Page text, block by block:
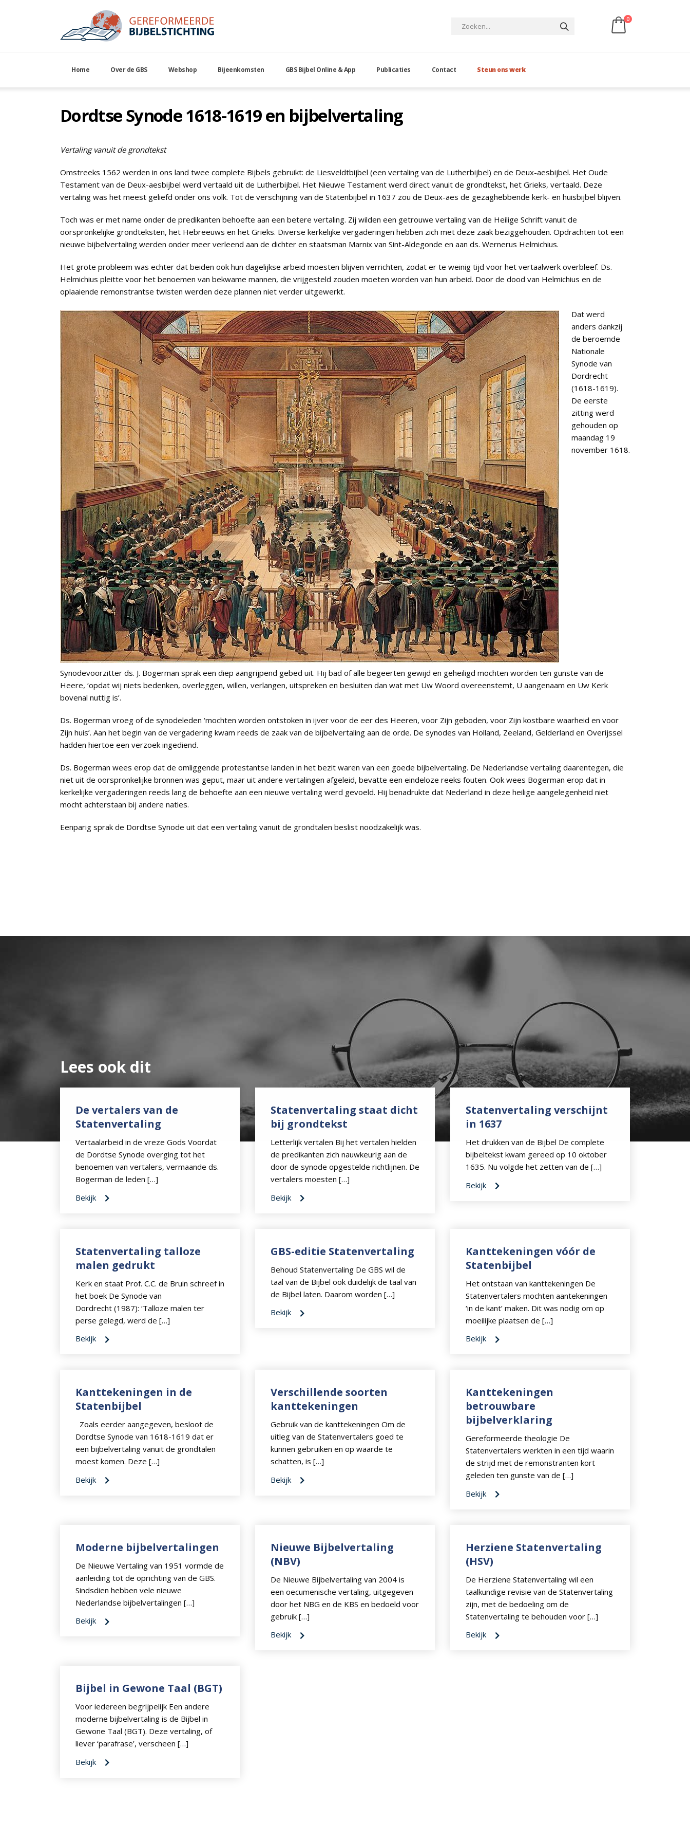
0
Home Over de GBS Webshop Bijeenkomsten GBS Bijbel Online & App Publicaties Contact Steun ons werk
Dordtse Synode 1618-1619 en bijbelvertaling
Vertaling vanuit de grondtekst
Omstreeks 1562 werden in ons land twee complete Bijbels gebruikt: de Liesveldtbijbel (een vertaling van de Lutherbijbel) en de Deux-aesbijbel. Het Oude
Testament van de Deux-aesbijbel werd vertaald uit de Lutherbijbel. Het Nieuwe Testament werd direct vanuit de grondtekst, het Grieks, vertaald. Deze
vertaling was het meest geliefd onder ons volk. Tot de verschijning van de Statenbijbel in 1637 zou de Deux-aes de gezaghebbende kerk- en huisbijbel blijven.
Toch was er met name onder de predikanten behoefte aan een betere vertaling. Zij wilden een getrouwe vertaling van de Heilige Schrift vanuit de
oorspronkelijke grondteksten, het Hebreeuws en het Grieks. Diverse kerkelijke vergaderingen hebben zich met deze zaak beziggehouden. Opdrachten tot een
nieuwe bijbelvertaling werden onder meer verleend aan de dichter en staatsman Marnix van Sint-Aldegonde en aan ds. Wernerus Helmichius.
Het grote probleem was echter dat beiden ook hun dagelijkse arbeid moesten blijven verrichten, zodat er te weinig tijd voor het vertaalwerk overbleef. Ds.
Helmichius pleitte voor het benoemen van bekwame mannen, die vrijgesteld zouden moeten worden van hun arbeid. Door de dood van Helmichius en de
oplaaiende remonstrantse twisten werden deze plannen niet verder uitgewerkt.
Dat werd
anders dankzij
de beroemde
Nationale
Synode van
Dordrecht
(1618-1619).
De eerste
zitting werd
gehouden op
maandag 19
november 1618.
Synodevoorzitter ds. J. Bogerman sprak een diep aangrijpend gebed uit. Hij bad of alle begeerten gewijd en geheiligd mochten worden ten gunste van de
Heere, ‘opdat wij niets bedenken, overleggen, willen, verlangen, uitspreken en besluiten dan wat met Uw Woord overeenstemt, U aangenaam en Uw Kerk
bovenal nuttig is’.
Ds. Bogerman vroeg of de synodeleden ‘mochten worden ontstoken in ijver voor de eer des Heeren, voor Zijn geboden, voor Zijn kostbare waarheid en voor
Zijn huis’. Aan het begin van de vergadering kwam reeds de zaak van de bijbelvertaling aan de orde. De synodes van Holland, Zeeland, Gelderland en Overijssel
hadden hiertoe een verzoek ingediend.
Ds. Bogerman wees erop dat de omliggende protestantse landen in het bezit waren van een goede bijbelvertaling. De Nederlandse vertaling daarentegen, die
niet uit de oorspronkelijke bronnen was geput, maar uit andere vertalingen afgeleid, bevatte een eindeloze reeks fouten. Ook wees Bogerman erop dat in
kerkelijke vergaderingen reeds lang de behoefte aan een nieuwe vertaling werd gevoeld. Hij benadrukte dat Nederland in deze heilige aangelegenheid niet
mocht achterstaan bij andere naties.
Eenparig sprak de Dordtse Synode uit dat een vertaling vanuit de grondtalen beslist noodzakelijk was.
Lees ook dit
De vertalers van de
Statenvertaling
Vertaalarbeid in de vreze Gods Voordat
de Dordtse Synode overging tot het
benoemen van vertalers, vermaande ds.
Bogerman de leden […]
Bekijk
Statenvertaling staat dicht
bij grondtekst
Letterlijk vertalen Bij het vertalen hielden
de predikanten zich nauwkeurig aan de
door de synode opgestelde richtlijnen. De
vertalers moesten […]
Bekijk
Statenvertaling verschijnt
in 1637
Het drukken van de Bijbel De complete
bijbeltekst kwam gereed op 10 oktober
1635. Nu volgde het zetten van de […]
Bekijk
Statenvertaling talloze
malen gedrukt
Kerk en staat Prof. C.C. de Bruin schreef in
het boek De Synode van
Dordrecht (1987): ‘Talloze malen ter
perse gelegd, werd de […]
Bekijk
GBS-editie Statenvertaling
Behoud Statenvertaling De GBS wil de
taal van de Bijbel ook duidelijk de taal van
de Bijbel laten. Daarom worden […]
Bekijk
Kanttekeningen vóór de
Statenbijbel
Het ontstaan van kanttekeningen De
Statenvertalers mochten aantekeningen
‘in de kant’ maken. Dit was nodig om op
moeilijke plaatsen de […]
Bekijk
Kanttekeningen in de
Statenbijbel
Zoals eerder aangegeven, besloot de
Dordtse Synode van 1618-1619 dat er
een bijbelvertaling vanuit de grondtalen
moest komen. Deze […]
Bekijk
Verschillende soorten
kanttekeningen
Gebruik van de kanttekeningen Om de
uitleg van de Statenvertalers goed te
kunnen gebruiken en op waarde te
schatten, is […]
Bekijk
Kanttekeningen
betrouwbare
bijbelverklaring
Gereformeerde theologie De
Statenvertalers werkten in een tijd waarin
de strijd met de remonstranten kort
geleden ten gunste van de […]
Bekijk
Moderne bijbelvertalingen
De Nieuwe Vertaling van 1951 vormde de
aanleiding tot de oprichting van de GBS.
Sindsdien hebben vele nieuwe
Nederlandse bijbelvertalingen […]
Bekijk
Nieuwe Bijbelvertaling
(NBV)
De Nieuwe Bijbelvertaling van 2004 is
een oecumenische vertaling, uitgegeven
door het NBG en de KBS en bedoeld voor
gebruik […]
Bekijk
Herziene Statenvertaling
(HSV)
De Herziene Statenvertaling wil een
taalkundige revisie van de Statenvertaling
zijn, met de bedoeling om de
Statenvertaling te behouden voor […]
Bekijk
Bijbel in Gewone Taal (BGT)
Voor iedereen begrijpelijk Een andere
moderne bijbelvertaling is de Bijbel in
Gewone Taal (BGT). Deze vertaling, of
liever ‘parafrase’, verscheen […]
Bekijk